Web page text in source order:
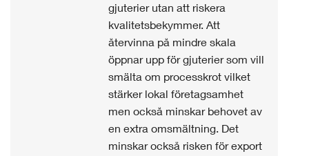
gjuterier utan att riskera
kvalitetsbekymmer. Att
återvinna på mindre skala
öppnar upp för gjuterier som vill
smälta om processkrot vilket
stärker lokal företagsamhet
men också minskar behovet av
en extra omsmältning. Det
minskar också risken för export